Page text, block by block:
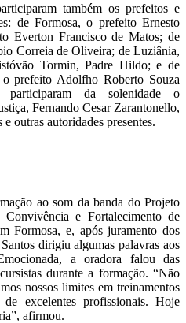
também os prefeitos e
de Formosa, o prefeito Ernesto
Everton Francisco de Matos; de
Correia de Oliveira; de Luziânia,
Tormin, Padre Hildo; e de
prefeito Adolfho Roberto Souza
da solenidade o
Fernando Cesar Zarantonello,
outras autoridades presentes.
ao som da banda do Projeto
e Fortalecimento de
Formosa, e, após juramento dos
dirigiu algumas palavras aos
a oradora falou das
durante a formação. “Não
nossos limites em treinamentos
excelentes profissionais. Hoje
afirmou.